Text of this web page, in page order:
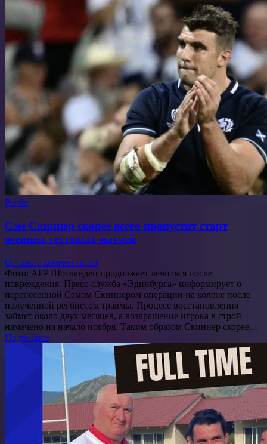
Регби
Сэм Скиннер скорее всего пропустит старт
осенних тестовых матчей
Оставьте комментарий
Фото: AFP Шотландец продолжает лечиться после
повреждения. Пресс-служба «Эдинбурга» информирует о
перенесенной Сэмом Скиннером операции на колене после
полученной регбистом травмы. Процесс восстановления
займет около двух месяцев, а возвращение игрока в строй
намечено на начало ноября. Таким образом Скиннер скорее…
Подробнее